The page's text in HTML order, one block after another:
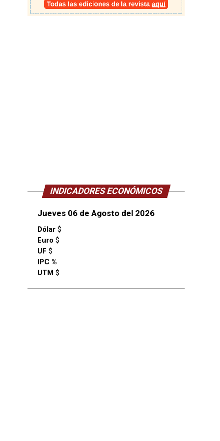
INDICADORES ECONÓMICOS
Jueves 06 de Agosto del 2026
Dólar $
Euro $
UF $
IPC %
UTM $